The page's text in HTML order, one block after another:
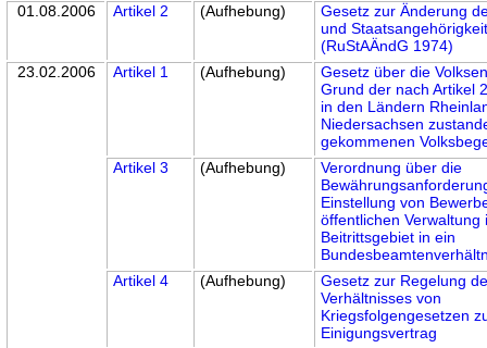
01.08.2006
Artikel 2 (Aufhebung)
Gesetz zur Änderung
und
(RuStAÄndG 1974)
23.02.2006
Artikel 1 (Aufhebung)
Gesetz über die
Grund der nach Artikel
in den Ländern
Niedersachsen
gekommenen
Artikel 3
(Aufhebung)
Verordnung über die
Einstellung von
öffentlichen Verwaltung
Beitrittsgebiet in ein
Artikel 4
(Aufhebung)
Gesetz zur Regelung
Verhältnisses von
Kriegsfolgengesetzen
Einigungsvertrag